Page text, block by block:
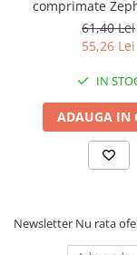
comprimate
61,40 Lei
55,26 Lei
IN
ADAUGA IN
Newsletter Nu rata